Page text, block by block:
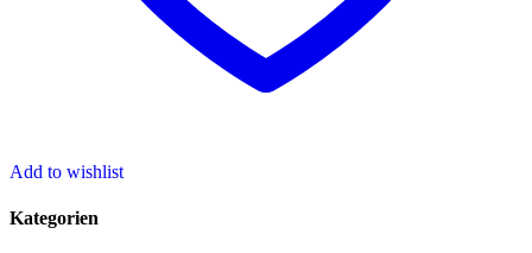
Add to wishlist
Kategorien